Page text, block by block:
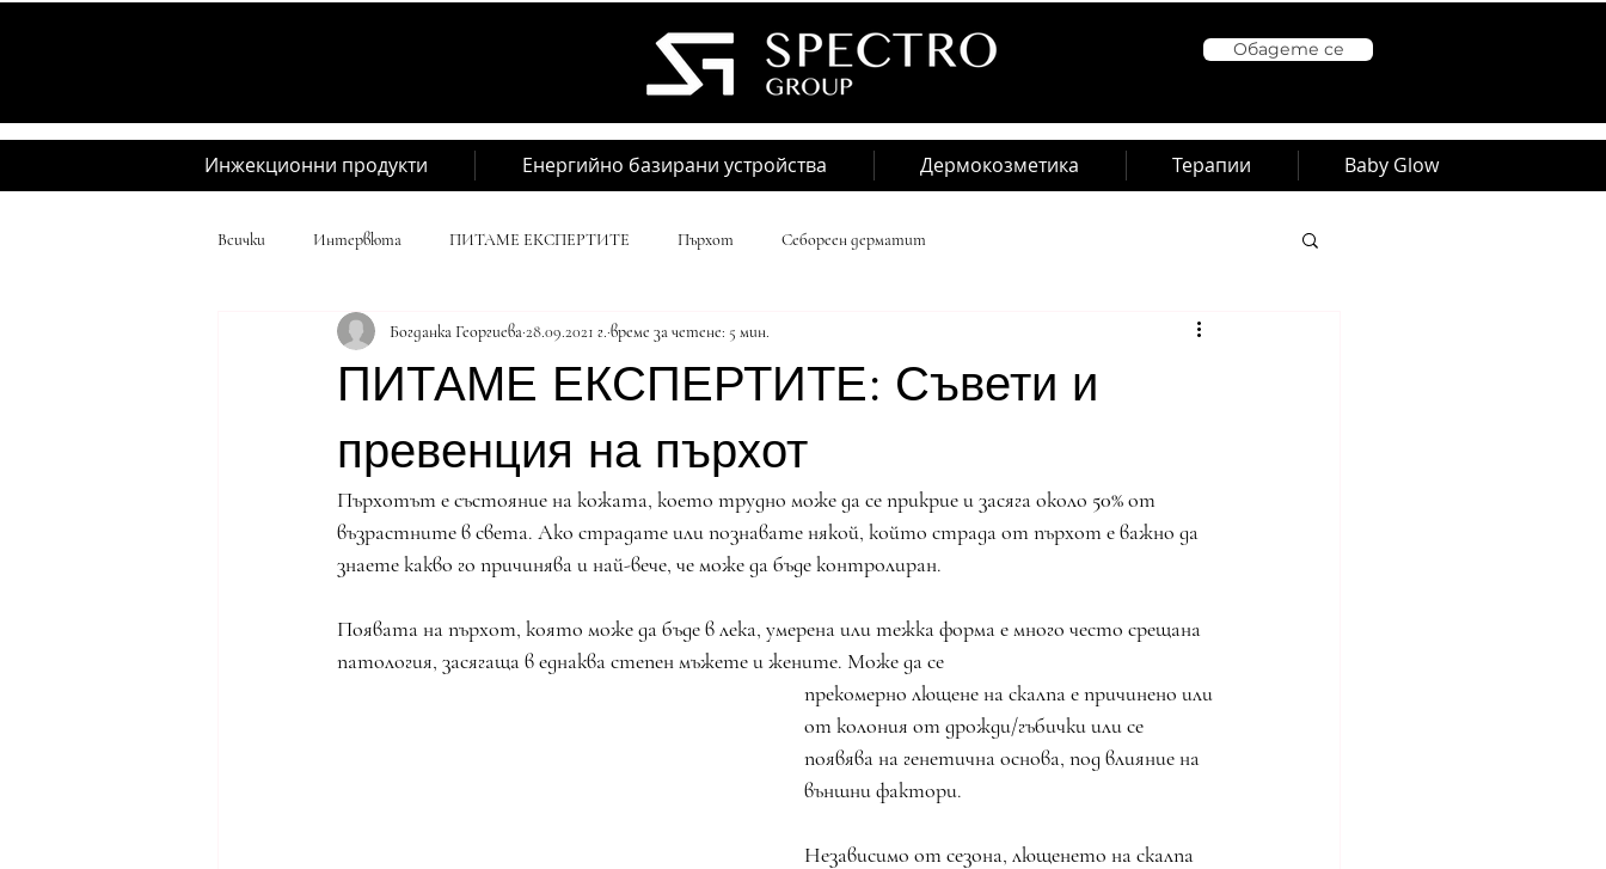
Обадете се
Инжекционни продукти Енергийно базирани устройства Дермокозметика Терапии Baby Glow
Всички Интервюта ПИТАМЕ ЕКСПЕРТИТЕ Пърхот Себореен дерматит
ПИТАМЕ ЕКСПЕРТИТЕ: Съвети и
превенция на пърхот
Богданка Георгиева28.09.2021 г. време за четене: 5 мин.
Пърхотът е състояние на кожата, което трудно може да се прикрие и засяга около 50% от
възрастните в света. Ако страдате или познавате някой, който страда от пърхот е важно да
знаете какво го причинява и най-вече, че може да бъде контролиран.
Появата на пърхот, която може да бъде в лека, умерена или тежка форма е много често срещана
патология, засягаща в еднаква степен мъжете и жените. Може да се
прекомерно лющене на скалпа е причинено или
от колония от дрожди/гъбички или се
появява на генетична основа, под влияние на
външни фактори.
Независимо от сезона, лющенето на скалпа